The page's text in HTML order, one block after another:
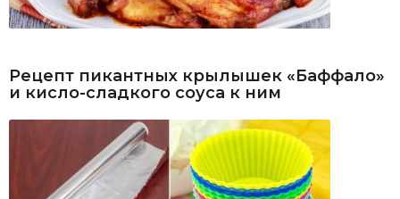
Рецепт пикантных крылышек «Баффало»
и кисло-сладкого соуса к ним